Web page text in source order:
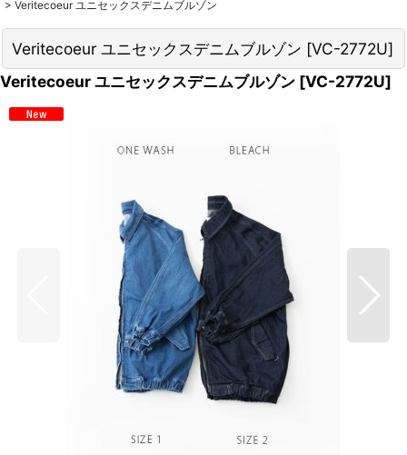
> Veritecoeur ユニセックスデニムブルゾン
Veritecoeur ユニセックスデニムブルゾン [VC-2772U]
Veritecoeur ユニセックスデニムブルゾン [VC-2772U]